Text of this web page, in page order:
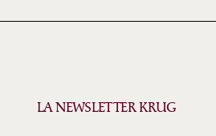
LA NEWSLETTER KRUG